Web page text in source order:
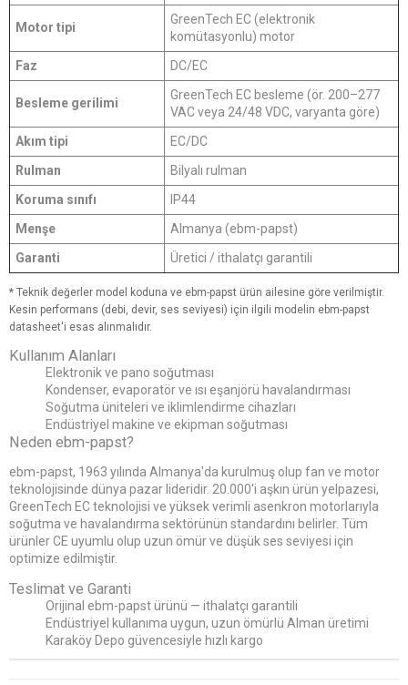
Motor tipi
GreenTech EC (elektronik
komütasyonlu) motor
Faz
DC/EC
Besleme gerilimi
GreenTech EC besleme (ör. 200–277
VAC veya 24/48 VDC, varyanta göre)
Akım tipi
EC/DC
Rulman
Bilyalı rulman
Koruma sınıfı
IP44
Menşe
Almanya (ebm-papst)
Garanti
Üretici / ithalatçı garantili
* Teknik değerler model koduna ve ebm-papst ürün ailesine göre verilmiştir.
Kesin performans (debi, devir, ses seviyesi) için ilgili modelin ebm-papst
datasheet'i esas alınmalıdır.
Kullanım Alanları
Elektronik ve pano soğutması
Kondenser, evaporatör ve ısı eşanjörü havalandırması
Soğutma üniteleri ve iklimlendirme cihazları
Endüstriyel makine ve ekipman soğutması
Neden ebm-papst?
ebm-papst, 1963 yılında Almanya'da kurulmuş olup fan ve motor
teknolojisinde dünya pazar lideridir. 20.000'i aşkın ürün yelpazesi,
GreenTech EC teknolojisi ve yüksek verimli asenkron motorlarıyla
soğutma ve havalandırma sektörünün standardını belirler. Tüm
ürünler CE uyumlu olup uzun ömür ve düşük ses seviyesi için
optimize edilmiştir.
Teslimat ve Garanti
Orijinal ebm-papst ürünü — ithalatçı garantili
Endüstriyel kullanıma uygun, uzun ömürlü Alman üretimi
Karaköy Depo güvencesiyle hızlı kargo